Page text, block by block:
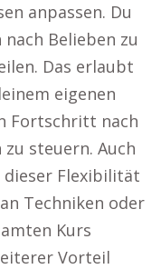
anpassen. Du
Belieben zu
Das erlaubt
eigenen
Fortschritt nach
steuern. Auch
dieser Flexibilität
Techniken oder
Kurs
Vorteil